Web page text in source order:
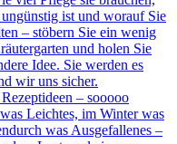
ist und worauf Sie
– stöbern Sie ein wenig
und holen Sie
Idee. Sie werden es
wir uns sicher.
– sooooo
Leichtes, im Winter was
was Ausgefallenes –